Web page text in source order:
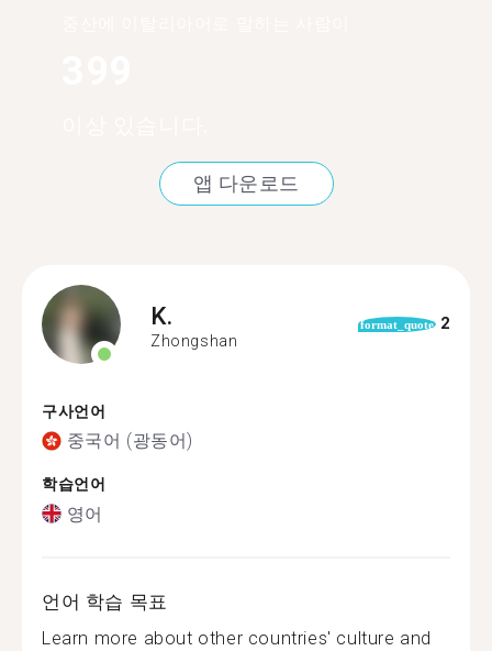
앱 다운로드
K.
Zhongshan
format_quote 2
구사언어
중국어 (광동어)
학습언어
영어
언어 학습 목표
Learn more about other countries' culture and